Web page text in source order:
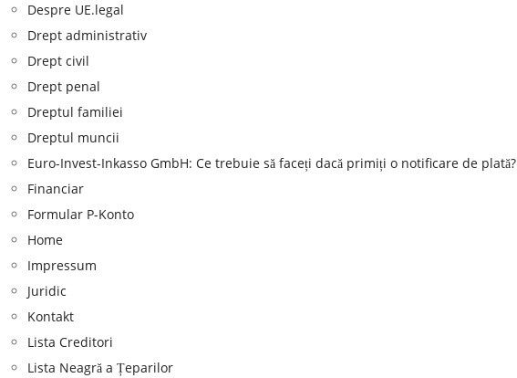
Despre UE.legal
Drept administrativ
Drept civil
Drept penal
Dreptul familiei
Dreptul muncii
Euro-Invest-Inkasso GmbH: Ce trebuie să faceți dacă primiți o notificare de plată?
Financiar
Formular P-Konto
Home
Impressum
Juridic
Kontakt
Lista Creditori
Lista Neagră a Țeparilor